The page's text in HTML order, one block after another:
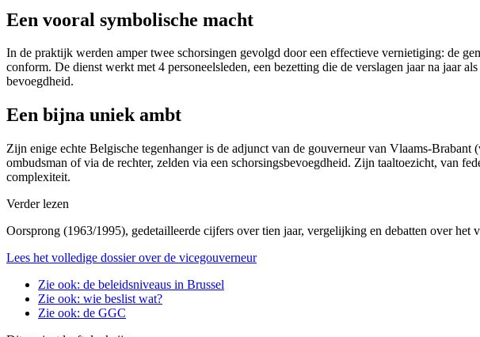
Een vooral symbolische macht
In de praktijk werden amper twee schorsingen gevolgd door een effectieve vernietiging: de
conform. De dienst werkt met 4 personeelsleden, een bezetting die de verslagen jaar na jaar
bevoegdheid.
Een bijna uniek ambt
Zijn enige echte Belgische tegenhanger is de adjunct van de gouverneur van Vlaams-
ombudsman of via de rechter, zelden via een schorsingsbevoegdheid. Zijn taaltoezicht, van
complexiteit.
Verder lezen
Oorsprong (1963/1995), gedetailleerde cijfers over tien jaar, vergelijking en debatten over het
Lees het volledige dossier over de vicegouverneur
Zie ook: de beleidsniveaus in Brussel
Zie ook: wie beslist wat?
Zie ook: de GGC